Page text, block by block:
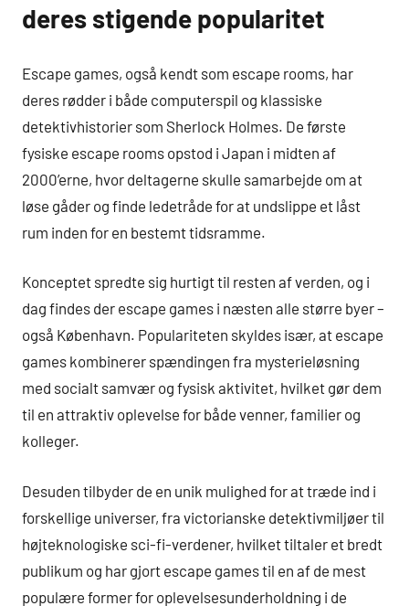
deres stigende popularitet
Escape games, også kendt som escape rooms, har
deres rødder i både computerspil og klassiske
detektivhistorier som Sherlock Holmes. De første
fysiske escape rooms opstod i Japan i midten af
2000’erne, hvor deltagerne skulle samarbejde om at
løse gåder og finde ledetråde for at undslippe et låst
rum inden for en bestemt tidsramme.
Konceptet spredte sig hurtigt til resten af verden, og i
dag findes der escape games i næsten alle større byer –
også København. Populariteten skyldes især, at escape
games kombinerer spændingen fra mysterieløsning
med socialt samvær og fysisk aktivitet, hvilket gør dem
til en attraktiv oplevelse for både venner, familier og
kolleger.
Desuden tilbyder de en unik mulighed for at træde ind i
forskellige universer, fra victorianske detektivmiljøer til
højteknologiske sci-fi-verdener, hvilket tiltaler et bredt
publikum og har gjort escape games til en af de mest
populære former for oplevelsesunderholdning i de